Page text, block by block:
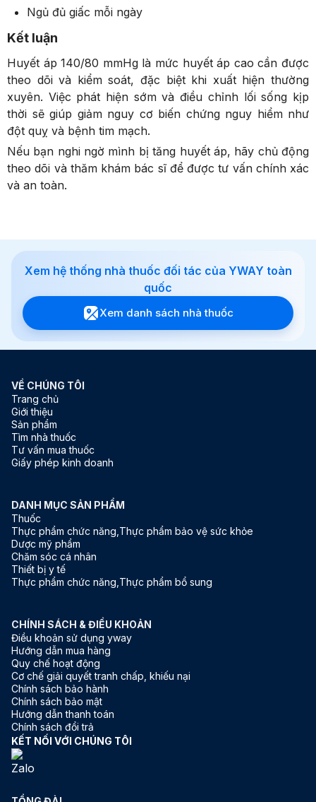
Ngủ đủ giấc mỗi ngày
Kết luận
Huyết áp 140/80 mmHg là mức huyết áp cao cần được
theo dõi và kiểm soát, đặc biệt khi xuất hiện thường
xuyên. Việc phát hiện sớm và điều chỉnh lối sống kịp
thời sẽ giúp giảm nguy cơ biến chứng nguy hiểm như
đột quỵ và bệnh tim mạch.
Nếu bạn nghi ngờ mình bị tăng huyết áp, hãy chủ động
theo dõi và thăm khám bác sĩ để được tư vấn chính xác
và an toàn.
Xem hệ thống nhà thuốc đối tác của YWAY toàn
quốc
Xem danh sách nhà thuốc
VỀ CHÚNG TÔI
Trang chủ
Giới thiệu
Sản phẩm
Tìm nhà thuốc
Tư vấn mua thuốc
Giấy phép kinh doanh
DANH MỤC SẢN PHẨM
Thuốc
Thực phẩm chức năng,Thực phẩm bảo vệ sức khỏe
Dược mỹ phẩm
Chăm sóc cá nhân
Thiết bị y tế
Thực phẩm chức năng,Thực phẩm bổ sung
CHÍNH SÁCH & ĐIỀU KHOẢN
Điều khoản sử dụng yway
Hướng dẫn mua hàng
Quy chế hoạt động
Cơ chế giải quyết tranh chấp, khiếu nại
Chính sách bảo hành
Chính sách bảo mật
Hướng dẫn thanh toán
Chính sách đổi trả
KẾT NỐI VỚI CHÚNG TÔI